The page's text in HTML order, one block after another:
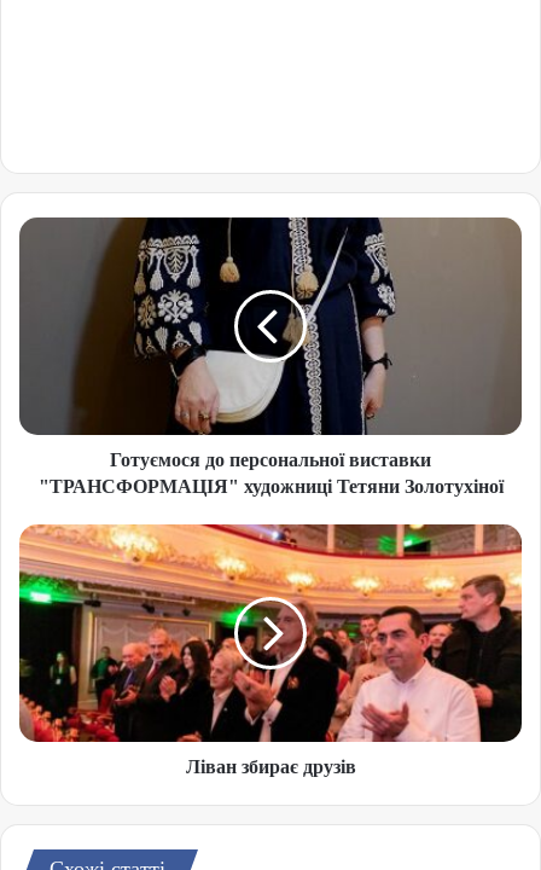
Готуємося до персональної виставки
"ТРАНСФОРМАЦІЯ" художниці Тетяни Золотухіної
Ліван збирає друзів